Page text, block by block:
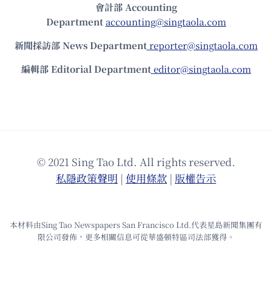
會計部 Accounting
Department accounting@singtaola.com
新聞採訪部 News Department reporter@singtaola.com
編輯部 Editorial Department editor@singtaola.com
© 2021 Sing Tao Ltd. All rights reserved.
私隱政策聲明 | 使⽤條款 | 版權告⽰
本材料由Sing Tao Newspapers San Francisco Ltd.代表星島新聞集團有
限公司發佈，更多相關信息可從華盛頓特區司法部獲得。